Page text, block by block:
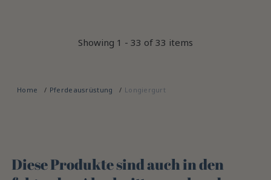
Showing 1 - 33 of 33 items
Home Pferdeausrüstung Longiergurt
Diese Produkte sind auch in den